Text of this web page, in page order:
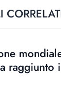
raggiunto